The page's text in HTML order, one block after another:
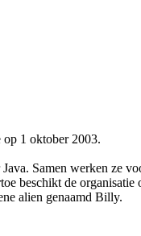
op 1 oktober 2003.
Samen werken ze
beschikt de
alien genaamd Billy.